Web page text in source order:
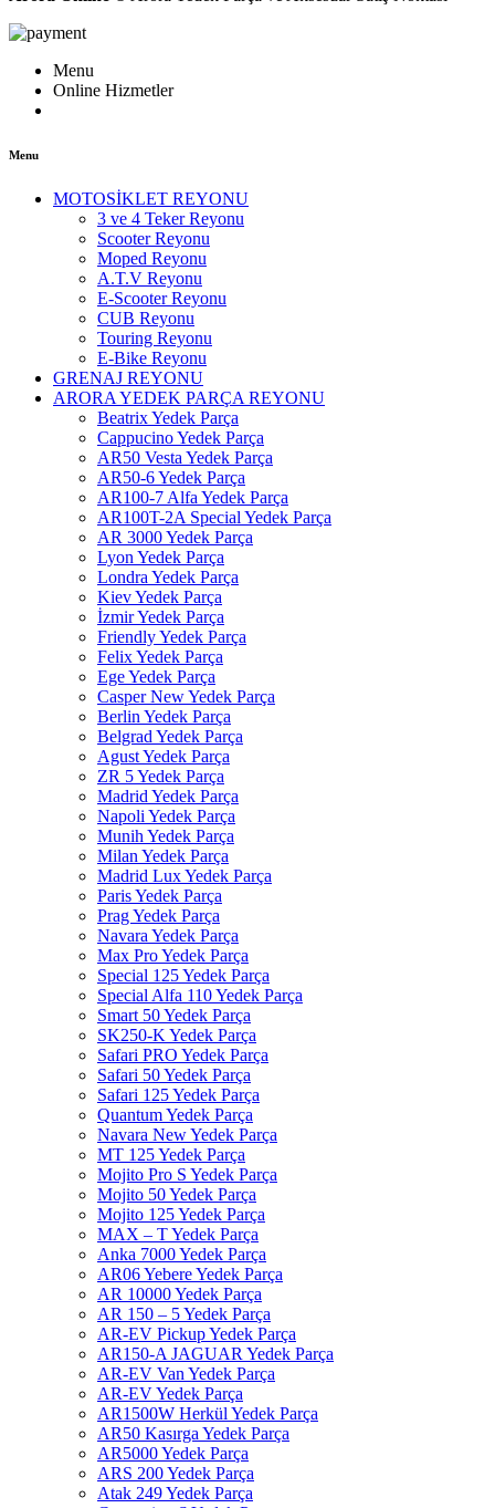
Menu
Online Hizmetler
Menu
MOTOSİKLET REYONU
3 ve 4 Teker Reyonu
Scooter Reyonu
Moped Reyonu
A.T.V Reyonu
E-Scooter Reyonu
CUB Reyonu
Touring Reyonu
E-Bike Reyonu
GRENAJ REYONU
ARORA YEDEK PARÇA REYONU
Beatrix Yedek Parça
Cappucino Yedek Parça
AR50 Vesta Yedek Parça
AR50-6 Yedek Parça
AR100-7 Alfa Yedek Parça
AR100T-2A Special Yedek Parça
AR 3000 Yedek Parça
Lyon Yedek Parça
Londra Yedek Parça
Kiev Yedek Parça
İzmir Yedek Parça
Friendly Yedek Parça
Felix Yedek Parça
Ege Yedek Parça
Casper New Yedek Parça
Berlin Yedek Parça
Belgrad Yedek Parça
Agust Yedek Parça
ZR 5 Yedek Parça
Madrid Yedek Parça
Napoli Yedek Parça
Munih Yedek Parça
Milan Yedek Parça
Madrid Lux Yedek Parça
Paris Yedek Parça
Prag Yedek Parça
Navara Yedek Parça
Max Pro Yedek Parça
Special 125 Yedek Parça
Special Alfa 110 Yedek Parça
Smart 50 Yedek Parça
SK250-K Yedek Parça
Safari PRO Yedek Parça
Safari 50 Yedek Parça
Safari 125 Yedek Parça
Quantum Yedek Parça
Navara New Yedek Parça
MT 125 Yedek Parça
Mojito Pro S Yedek Parça
Mojito 50 Yedek Parça
Mojito 125 Yedek Parça
MAX – T Yedek Parça
Anka 7000 Yedek Parça
AR06 Yebere Yedek Parça
AR 10000 Yedek Parça
AR 150 – 5 Yedek Parça
AR-EV Pickup Yedek Parça
AR150-A JAGUAR Yedek Parça
AR-EV Van Yedek Parça
AR-EV Yedek Parça
AR1500W Herkül Yedek Parça
AR50 Kasırga Yedek Parça
AR5000 Yedek Parça
ARS 200 Yedek Parça
Atak 249 Yedek Parça